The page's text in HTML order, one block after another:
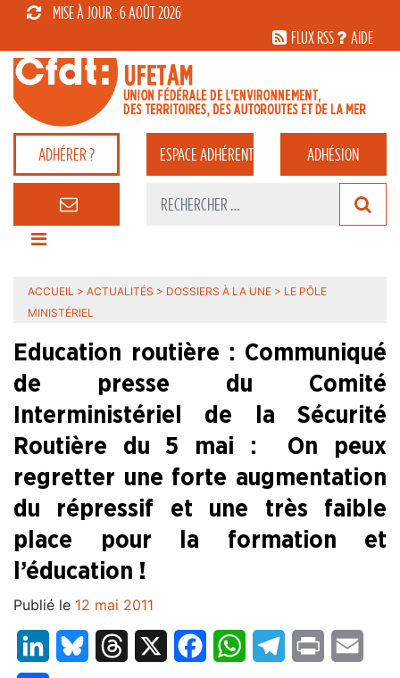
MISE À JOUR : 6 AOÛT 2026
FLUX RSS
AIDE
ADHÉRER ? ESPACEADHÉRENT ADHÉSION
ACCUEIL > ACTUALITÉS > DOSSIERS À LA UNE > LE PÔLE
MINISTÉRIEL
Education routière : Communiqué
de presse du Comité
Interministériel de la Sécurité
Routière du 5 mai : On peux
regretter une forte augmentation
du répressif et une très faible
place pour la formation et
l’éducation !
Publié le 12 mai 2011
LinkedInBluesky Threads FacebookWhatsAppTelegram
Print